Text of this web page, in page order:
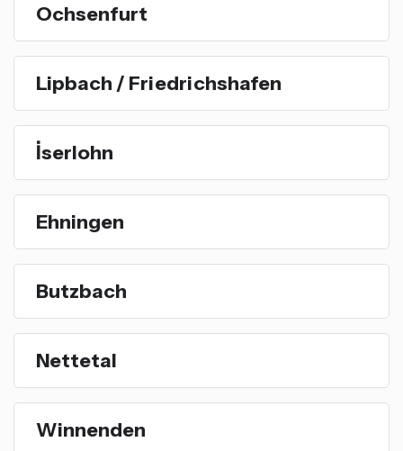
Ochsenfurt
Lipbach / Friedrichshafen
İserlohn
Ehningen
Butzbach
Nettetal
Winnenden